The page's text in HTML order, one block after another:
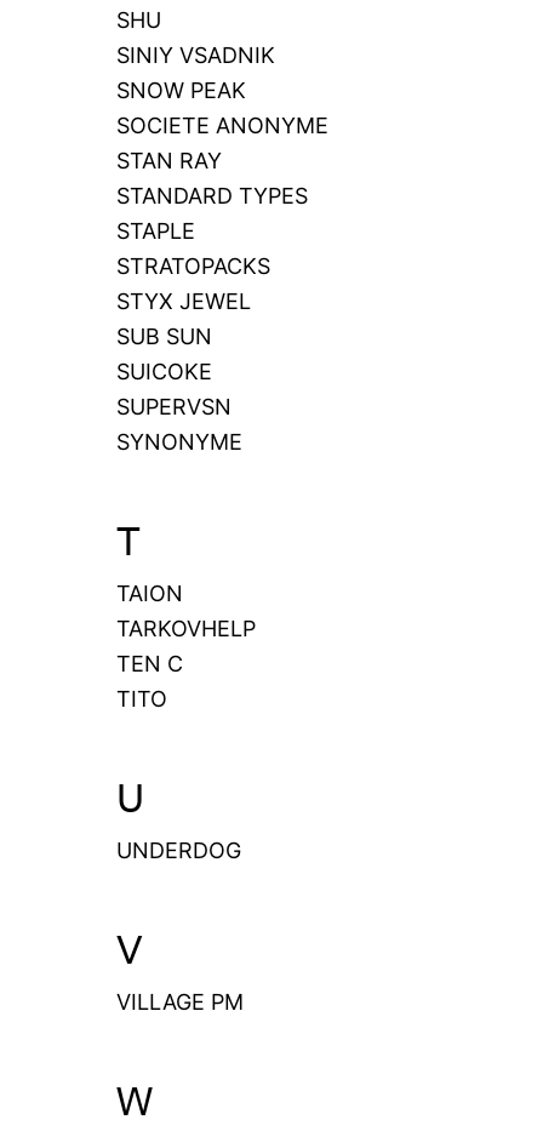
SHU
SINIY VSADNIK
SNOW PEAK
SOCIETE ANONYME
STAN RAY
STANDARD TYPES
STAPLE
STRATOPACKS
STYX JEWEL
SUB SUN
SUICOKE
SUPERVSN
SYNONYME
T
TAION
TARKOVHELP
TEN C
TITO
U
UNDERDOG
V
VILLAGE PM
W